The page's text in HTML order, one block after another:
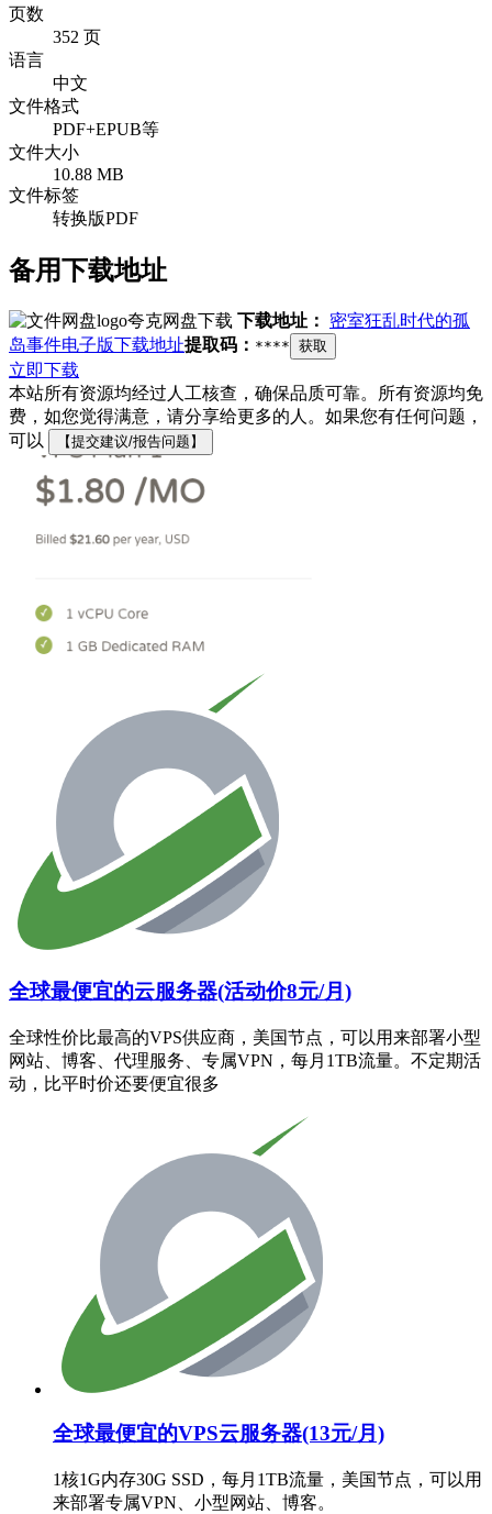
页数
352 页
语言
中文
文件格式
PDF+EPUB等
文件大小
10.88 MB
文件标签
转换版PDF
备用下载地址
夸克网盘下载 下载地址： 密室狂乱时代的孤
岛事件电子版下载地址提取码： **** 获取
立即下载
本站所有资源均经过人工核查，确保品质可靠。所有资源均免
费，如您觉得满意，请分享给更多的人。如果您有任何问题，
可以
【提交建议/报告问题】
全球最便宜的云服务器(活动价8元/月)
全球性价比最高的VPS供应商，美国节点，可以用来部署小型
网站、博客、代理服务、专属VPN，每月1TB流量。不定期活
动，比平时价还要便宜很多
全球最便宜的VPS云服务器(13元/月)
1核1G内存30G SSD，每月1TB流量，美国节点，可以用
来部署专属VPN、小型网站、博客。